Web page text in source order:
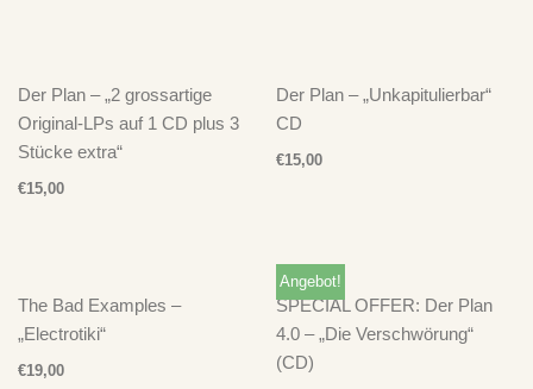
Der Plan – „2 grossartige
Original-LPs auf 1 CD plus 3
Stücke extra“
€15,00
Der Plan – „Unkapitulierbar“
CD
€15,00
The Bad Examples –
„Electrotiki“
€19,00
Angebot!
SPECIAL OFFER: Der Plan
4.0 – „Die Verschwörung“
(CD)